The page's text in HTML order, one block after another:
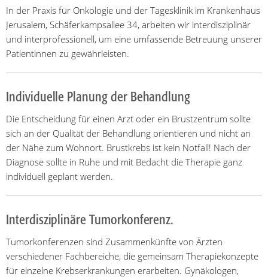
In der Praxis für Onkologie und der Tagesklinik im Krankenhaus
Jerusalem, Schäferkampsallee 34, arbeiten wir interdisziplinär
und interprofessionell, um eine umfassende Betreuung unserer
Patientinnen zu gewährleisten.
Individuelle Planung der Behandlung
Die Entscheidung für einen Arzt oder ein Brustzentrum sollte
sich an der Qualität der Behandlung orientieren und nicht an
der Nähe zum Wohnort. Brustkrebs ist kein Notfall! Nach der
Diagnose sollte in Ruhe und mit Bedacht die Therapie ganz
individuell geplant werden.
Interdisziplinäre Tumorkonferenz.
Tumorkonferenzen sind Zusammenkünfte von Ärzten
verschiedener Fachbereiche, die gemeinsam Therapiekonzepte
für einzelne Krebserkrankungen erarbeiten. Gynäkologen,